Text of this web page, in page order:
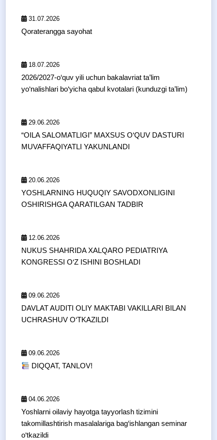
31.07.2026
Qoraterangga sayohat
18.07.2026
2026/2027-o‘quv yili uchun bakalavriat ta’lim
yo‘nalishlari bo‘yicha qabul kvotalari (kunduzgi ta’lim)
29.06.2026
“OILA SALOMATLIGI” MAXSUS O‘QUV DASTURI
MUVAFFAQIYATLI YAKUNLANDI
20.06.2026
YOSHLARNING HUQUQIY SAVODXONLIGINI
OSHIRISHGA QARATILGAN TADBIR
12.06.2026
NUKUS SHAHRIDA XALQARO PEDIATRIYA
KONGRESSI O‘Z ISHINI BOSHLADI
09.06.2026
DAVLAT AUDITI OLIY MAKTABI VAKILLARI BILAN
UCHRASHUV O‘TKAZILDI
09.06.2026
DIQQAT, TANLOV!
04.06.2026
Yoshlarni oilaviy hayotga tayyorlash tizimini
takomillashtirish masalalariga bag‘ishlangan seminar
o‘tkazildi